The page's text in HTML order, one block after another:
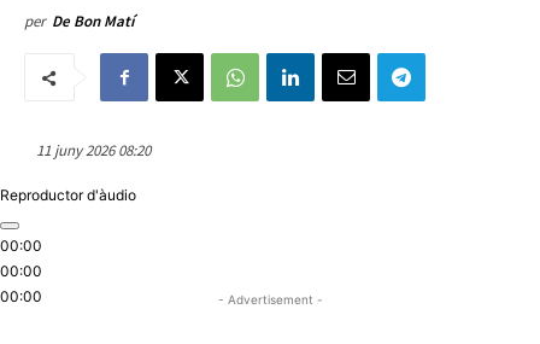
per De Bon Matí
11 juny 2026 08:20
Reproductor d'àudio
00:00
00:00
00:00
- Advertisement -